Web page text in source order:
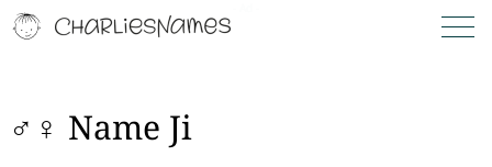
♂♀ Name Ji